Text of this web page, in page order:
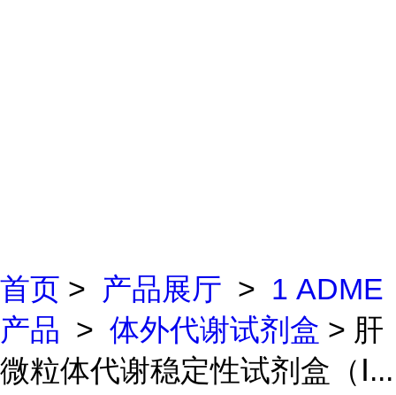
首页 > 产品展厅 > 1 ADME
产品 > 体外代谢试剂盒 > 肝
微粒体代谢稳定性试剂盒（Ⅰ...